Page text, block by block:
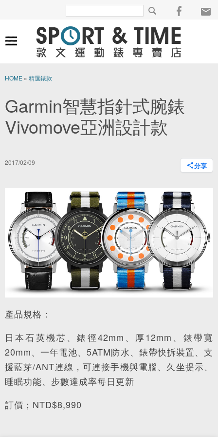
HOME » 精選錶款
Garmin智慧指針式腕錶
Vivomove亞洲設計款
2017/02/09 分享
產品規格：
日本石英機芯、錶徑42mm、厚12mm、錶帶寬
20mm、一年電池、5ATM防水、錶帶快拆裝置、支
援藍芽/ANT連線，可連接手機與電腦、久坐提示、
睡眠功能、步數達成率每日更新
訂價；NTD$8,990